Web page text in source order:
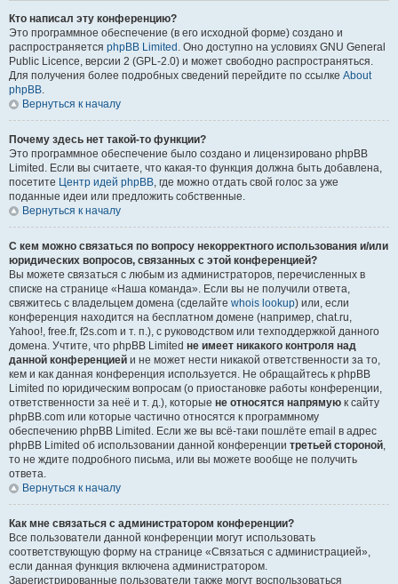
Кто написал эту конференцию?
Это программное обеспечение (в его исходной форме) создано и
распространяется phpBB Limited . Оно доступно на условиях GNU General
Public Licence, версии 2 (GPL-2.0) и может свободно распространяться.
Для получения более подробных сведений перейдите по ссылке About
phpBB.
Вернуться к началу
Почему здесь нет такой-то функции?
Это программное обеспечение было создано и лицензировано phpBB
Limited. Если вы считаете, что какая-то функция должна быть добавлена,
посетите Центр идей phpBB, где можно отдать свой голос за уже
поданные идеи или предложить собственные.
Вернуться к началу
С кем можно связаться по вопросу некорректного использования и/или
юридических вопросов, связанных с этой конференцией?
Вы можете связаться с любым из администраторов, перечисленных в
списке на странице «Наша команда». Если вы не получили ответа,
свяжитесь с владельцем домена (сделайте whois lookup) или, если
конференция находится на бесплатном домене (например, chat.ru,
Yahoo!, free.fr, f2s.com и т. п.), с руководством или техподдержкой данного
домена. Учтите, что phpBB Limited не имеет никакого контроля над
данной конференцией и не может нести никакой ответственности за то,
кем и как данная конференция используется. Не обращайтесь к phpBB
Limited по юридическим вопросам (о приостановке работы конференции,
ответственности за неё и т. д.), которые не относятся напрямую к сайту
phpBB.com или которые частично относятся к программному
обеспечению phpBB Limited. Если же вы всё-таки пошлёте email в адрес
phpBB Limited об использовании данной конференции третьей стороной,
то не ждите подробного письма, или вы можете вообще не получить
ответа.
Вернуться к началу
Как мне связаться с администратором конференции?
Все пользователи данной конференции могут использовать
соответствующую форму на странице «Связаться с администрацией»,
если данная функция включена администратором.
Зарегистрированные пользователи также могут воспользоваться